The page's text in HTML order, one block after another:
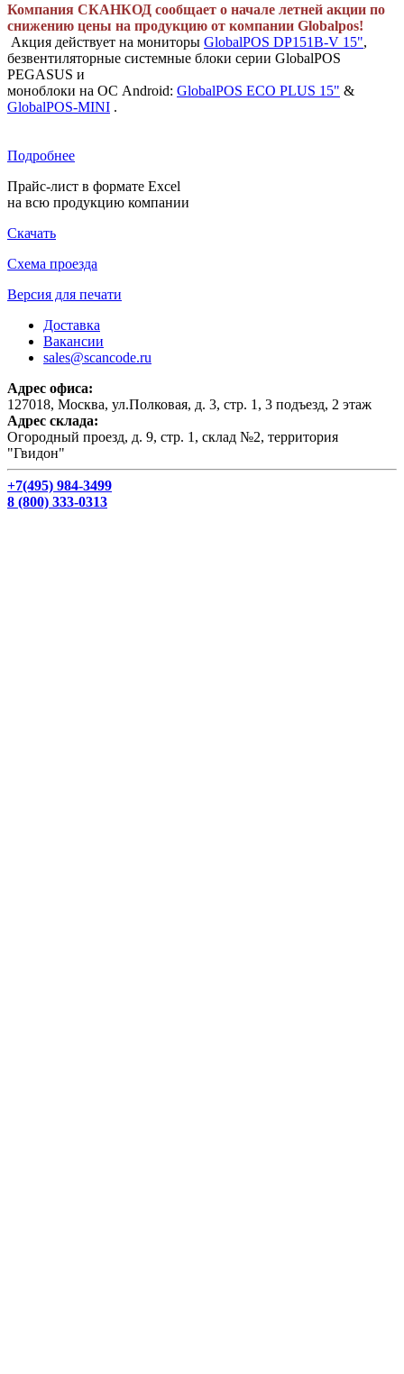
Компания СКАНКОД сообщает о начале летней акции по
снижению цены на продукцию от компании Globalpos!
Акция действует на мониторы GlobalPOS DP151B-V 15",
безвентиляторные системные блоки серии GlobalPOS
PEGASUS и
моноблоки на ОС Android: GlobalPOS ECO PLUS 15" &
GlobalPOS-MINI .
Подробнее
Прайс-лист в формате Excel
на всю продукцию компании
Скачать
Схема проезда
Версия для печати
Доставка
Вакансии
sales@scancode.ru
Адрес офиса:
127018, Москва, ул.Полковая, д. 3, стр. 1, 3 подъезд, 2 этаж
Адрес склада:
Огородный проезд, д. 9, стр. 1, склад №2, территория
"Гвидон"
+7(495) 984-3499
8 (800) 333-0313